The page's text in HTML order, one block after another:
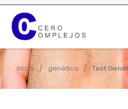
Inicio / genética / Test